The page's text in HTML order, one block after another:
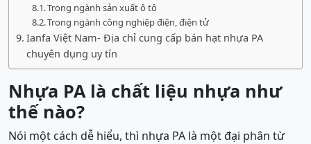
Trong ngành sản xuất ô tô
Trong ngành công nghiệp điện, điện tử
Ianfa Việt Nam- Địa chỉ cung cấp bán hạt nhựa PA
chuyên dụng uy tín
Nhựa PA là chất liệu nhựa như
thế nào?
Nói một cách dễ hiểu, thì nhựa PA là một đại phân từ